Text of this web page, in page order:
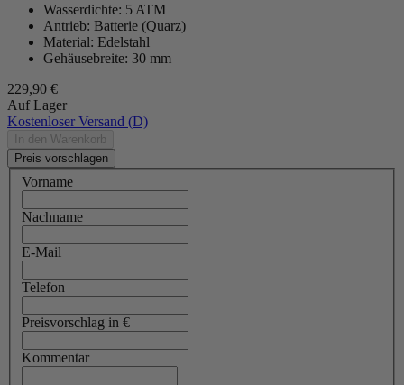
Wasserdichte: 5 ATM
Antrieb: Batterie (Quarz)
Material: Edelstahl
Gehäusebreite: 30 mm
229,90 €
Auf Lager
Kostenloser Versand (D)
In den Warenkorb
Preis vorschlagen
Vorname
Nachname
E-Mail
Telefon
Preisvorschlag in €
Kommentar